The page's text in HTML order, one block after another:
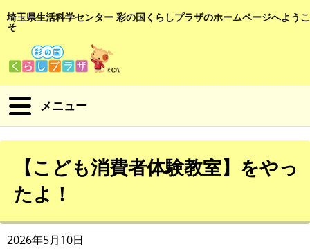
埼玉県生活科学センター 彩の国くらしプラザのホームページへようこ
そ
メニュー
【こども消費者体験教室】をやっ
たよ！
2026年5月10日